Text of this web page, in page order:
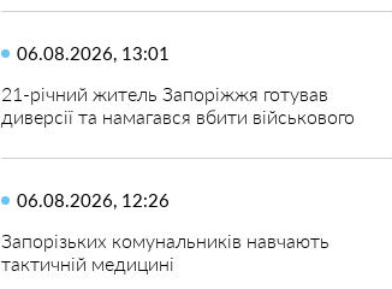
06.08.2026, 13:01
21-річний житель Запоріжжя готував
диверсії та намагався вбити військового
06.08.2026, 12:26
Запорізьких комунальників навчають
тактичній медицині